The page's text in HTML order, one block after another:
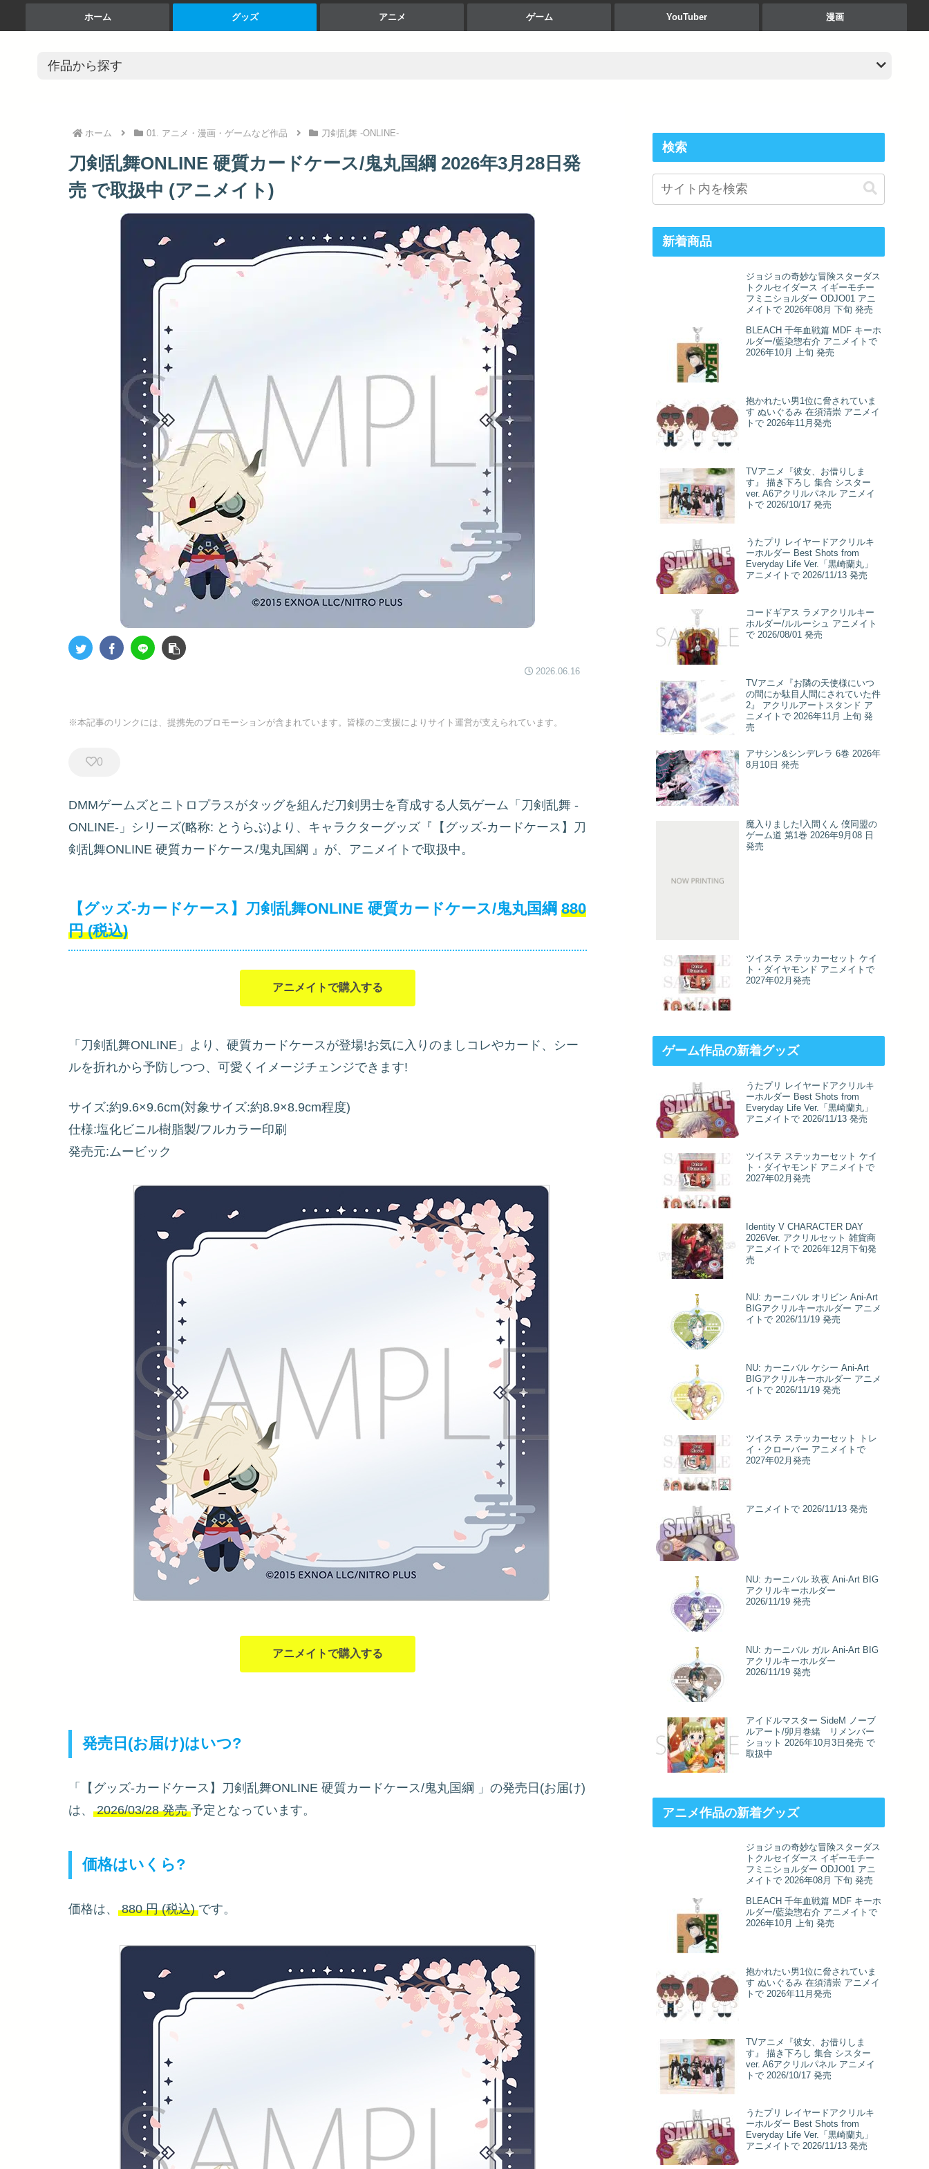
ホーム グッズ アニメ ゲーム YouTuber 漫画
ホーム 01. アニメ・漫画・ゲームなど作品 刀剣乱舞 -ONLINE-
刀剣乱舞ONLINE 硬質カードケース/鬼丸国綱 2026年3月28日発
売 で取扱中 (アニメイト)
2026.06.16
※本記事のリンクには、提携先のプロモーションが含まれています。皆様のご支援によりサイト運営が支えられています。
0
DMMゲームズとニトロプラスがタッグを組んだ刀剣男士を育成する人気ゲーム「刀剣乱舞 -
ONLINE-」シリーズ(略称: とうらぶ)より、キャラクターグッズ『【グッズ-カードケース】刀
剣乱舞ONLINE 硬質カードケース/鬼丸国綱 』が、アニメイトで取扱中。
【グッズ-カードケース】刀剣乱舞ONLINE 硬質カードケース/鬼丸国綱 880
円 (税込)
アニメイトで購入する
「刀剣乱舞ONLINE」より、硬質カードケースが登場!お気に入りのましコレやカード、シー
ルを折れから予防しつつ、可愛くイメージチェンジできます!
サイズ:約9.6×9.6cm(対象サイズ:約8.9×8.9cm程度)
仕様:塩化ビニル樹脂製/フルカラー印刷
発売元:ムービック
アニメイトで購入する
発売日(お届け)はいつ?
「【グッズ-カードケース】刀剣乱舞ONLINE 硬質カードケース/鬼丸国綱 」の発売日(お届け)
は、 2026/03/28 発売 予定となっています。
価格はいくら?
価格は、 880円(税込) です。
検索
新着商品
ジョジョの奇妙な冒険スターダス
トクルセイダース イギーモチー
フミニショルダー ODJO01 アニ
メイトで 2026年08月 下旬 発売
BLEACH 千年血戦篇 MDF キーホ
ルダー/藍染惣右介 アニメイトで
2026年10月 上旬 発売
抱かれたい男1位に脅されていま
す ぬいぐるみ 在須清崇 アニメイ
トで 2026年11月発売
TVアニメ『彼女、お借りしま
す』 描き下ろし 集合 シスター
ver. A6アクリルパネル アニメイ
トで 2026/10/17 発売
うたプリ レイヤードアクリルキ
ーホルダー Best Shots from
Everyday Life Ver.「黒崎蘭丸」
アニメイトで 2026/11/13 発売
コードギアス ラメアクリルキー
ホルダー/ルルーシュ アニメイト
で 2026/08/01 発売
TVアニメ『お隣の天使様にいつ
の間にか駄目人間にされていた件
2』 アクリルアートスタンド ア
ニメイトで 2026年11月 上旬 発
売
アサシン&シンデレラ 6巻 2026年
8月10日 発売
魔入りました!入間くん 僕同盟の
ゲーム道 第1巻 2026年9月08 日
発売
ツイステ ステッカーセット ケイ
ト・ダイヤモンド アニメイトで
2027年02月発売
ゲーム作品の新着グッズ
うたプリ レイヤードアクリルキ
ーホルダー Best Shots from
Everyday Life Ver.「黒崎蘭丸」
アニメイトで 2026/11/13 発売
ツイステ ステッカーセット ケイ
ト・ダイヤモンド アニメイトで
2027年02月発売
Identity V CHARACTER DAY
2026Ver. アクリルセット 雑貨商
アニメイトで 2026年12月下旬発
売
NU: カーニバル オリビン Ani-Art
BIGアクリルキーホルダー アニメ
イトで 2026/11/19 発売
NU: カーニバル ケシー Ani-Art
BIGアクリルキーホルダー アニメ
イトで 2026/11/19 発売
ツイステ ステッカーセット トレ
イ・クローバー アニメイトで
2027年02月発売
アニメイトで 2026/11/13 発売
NU: カーニバル 玖夜 Ani-Art BIG
アクリルキーホルダー
2026/11/19 発売
NU: カーニバル ガル Ani-Art BIG
アクリルキーホルダー
2026/11/19 発売
アイドルマスター SideM ノーブ
ルアート/卯月巻緒 リメンバー
ショット 2026年10月3日発売 で
取扱中
アニメ作品の新着グッズ
ジョジョの奇妙な冒険スターダス
トクルセイダース イギーモチー
フミニショルダー ODJO01 アニ
メイトで 2026年08月 下旬 発売
BLEACH 千年血戦篇 MDF キーホ
ルダー/藍染惣右介 アニメイトで
2026年10月 上旬 発売
抱かれたい男1位に脅されていま
す ぬいぐるみ 在須清崇 アニメイ
トで 2026年11月発売
TVアニメ『彼女、お借りしま
す』 描き下ろし 集合 シスター
ver. A6アクリルパネル アニメイ
トで 2026/10/17 発売
うたプリ レイヤードアクリルキ
ーホルダー Best Shots from
Everyday Life Ver.「黒崎蘭丸」
アニメイトで 2026/11/13 発売